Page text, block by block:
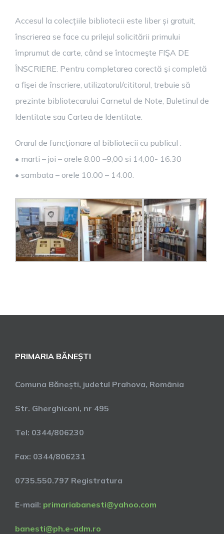
Accesul la colecțiile bibliotecii este liber și gratuit,
înscrierea se face cu prilejul solicitării primului
împrumut de carte, când se întocmeşte FIŞA DE
ÎNSCRIERE. Pentru completarea corectă şi completă
a fişei de înscriere, utilizatorul/cititorul, trebuie să
prezinte bibliotecarului Carnetul de Note, Buletinul de
Identitate sau Cartea de Identitate.
Orarul de funcţionare al bibliotecii cu publicul :
• marti – joi – orele 8.00 –9,00 si 14,00- 16.30
• sambata – orele 10.00 – 14.00.
PRIMARIA BĂNEȘTI
Comuna Bănești, judetul Prahova, România
Str. Gherghiceni, nr 495
Tel: 0344/806230
Fax: 0344/806231
0735.550.797 Registratura
E-mail: primariabanesti@yahoo.com
banesti@ph.e-adm.ro